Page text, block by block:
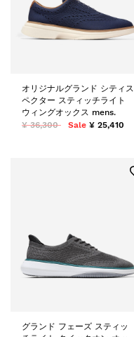
オリジナルグランド シティス
ペクター スティッチライト
ウィングオックス mens.
¥ 36,300
Sale ¥ 25,410
グランド フェーズ スティッ